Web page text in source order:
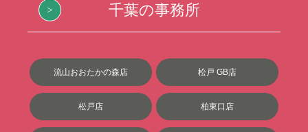
千葉の事務所
流山おおたかの森店 松戸 GB店
松戸店 柏東口店